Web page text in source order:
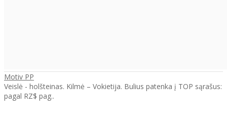
Motiv PP
Veislė - holšteinas. Kilmė – Vokietija. Bulius patenka į TOP sąrašus:
pagal RZ$ pag..